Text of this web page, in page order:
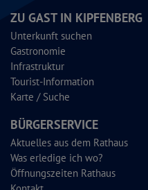
ZU GAST IN KIPFENBERG
Unterkunft suchen
Gastronomie
Infrastruktur
Tourist-Information
Karte / Suche
BÜRGERSERVICE
Aktuelles aus dem Rathaus
Was erledige ich wo?
Öffnungszeiten Rathaus